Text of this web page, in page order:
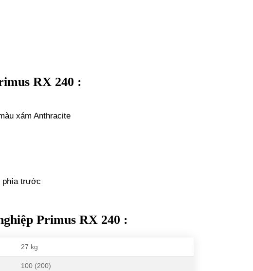
RX 240 :
xám Anthracite
phía trước
Primus RX 240 :
27 kg
100 (200)